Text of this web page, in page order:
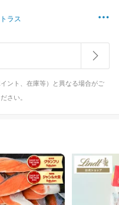
ラス
ント、在庫等）と異なる場合がご
さい。